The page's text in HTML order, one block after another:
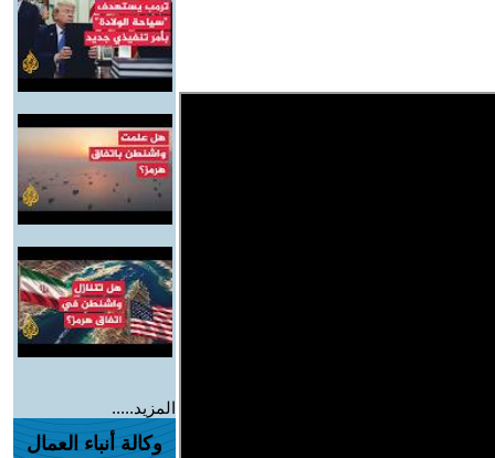
المزيد.....
وكالة أنباء العمال